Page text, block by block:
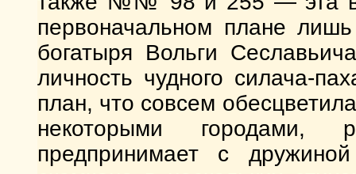
первоначальном плане
богатыря Вольги
личность чудного силача-
план, что совсем
некоторыми городами,
предпринимает с